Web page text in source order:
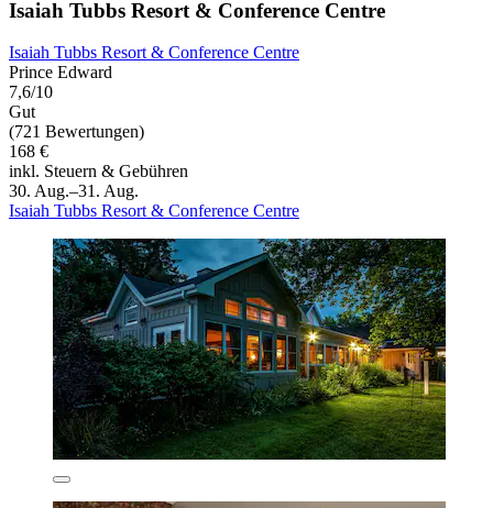
Isaiah Tubbs Resort & Conference Centre
Isaiah Tubbs Resort & Conference Centre
Prince Edward
7,6/10
Gut
(721 Bewertungen)
168 €
inkl. Steuern & Gebühren
30. Aug.–31. Aug.
Isaiah Tubbs Resort & Conference Centre